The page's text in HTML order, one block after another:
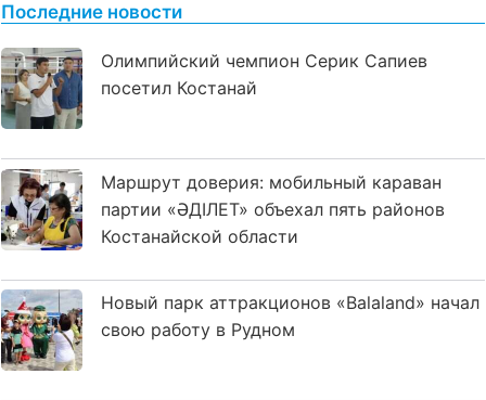
Последние новости
Олимпийский чемпион Серик Сапиев
посетил Костанай
Маршрут доверия: мобильный караван
партии «ӘДІЛЕТ» объехал пять районов
Костанайской области
Новый парк аттракционов «Balaland» начал
свою работу в Рудном